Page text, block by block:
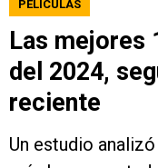
PELÍCULAS
Las mejores
del 2024,
reciente
Un estudio